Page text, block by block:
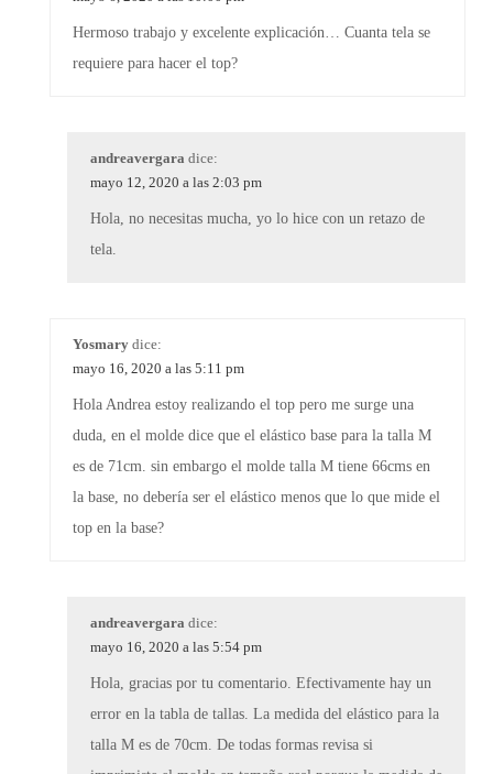
Hermoso trabajo y excelente explicación… Cuanta tela se
requiere para hacer el top?
andreavergara dice:
mayo 12, 2020 a las 2:03 pm
Hola, no necesitas mucha, yo lo hice con un retazo de
tela.
Yosmary dice:
mayo 16, 2020 a las 5:11 pm
Hola Andrea estoy realizando el top pero me surge una
duda, en el molde dice que el elástico base para la talla M
es de 71cm. sin embargo el molde talla M tiene 66cms en
la base, no debería ser el elástico menos que lo que mide el
top en la base?
andreavergara dice:
mayo 16, 2020 a las 5:54 pm
Hola, gracias por tu comentario. Efectivamente hay un
error en la tabla de tallas. La medida del elástico para la
talla M es de 70cm. De todas formas revisa si